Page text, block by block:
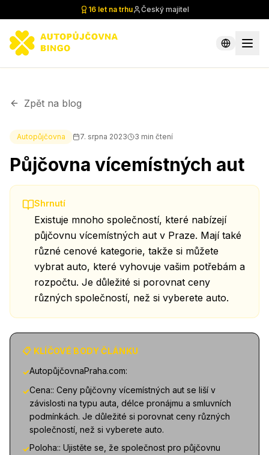
16 let na trhu Český majitel
Zpět na blog
Autopůjčovna 7. srpna 2023 3 min čtení
Půjčovna vícemístných aut
Shrnutí
Existuje mnoho společností, které nabízejí
půjčovnu vícemístných aut v Praze. Mají také
různé cenové kategorie, takže si můžete
vybrat auto, které vyhovuje vašim potřebám a
rozpočtu. Je důležité si porovnat ceny
různých společností, než si vyberete auto.
📋 KLÍČOVÉ BODY ČLÁNKU
✓AutopůjčovnaPraha.com:
✓Cena:: Ceny půjčovny vícemístných aut se liší v
závislosti na typu auta, délce pronájmu a smluvních
podmínkách. Je důležité si porovnat ceny různých
společností, než si vyberete auto.
✓Poloha:: Ujistěte se, že společnost pro půjčovnu